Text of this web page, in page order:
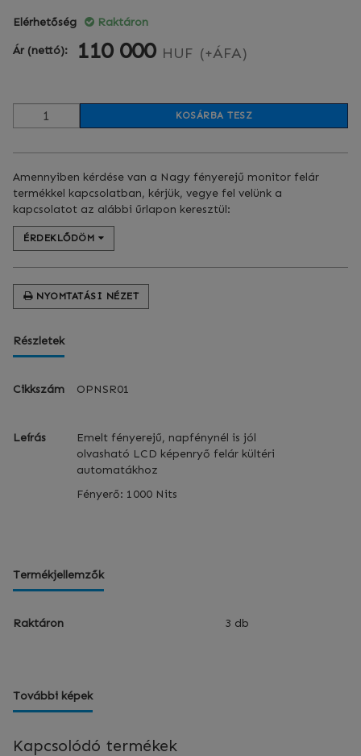
Elérhetőség Raktáron
Ár (nettó): 110 000 HUF (+ÁFA)
KOSÁRBA TESZ
Amennyiben kérdése van a Nagy fényerejű monitor felár
termékkel kapcsolatban, kérjük, vegye fel velünk a
kapcsolatot az alábbi űrlapon keresztül:
ÉRDEKLŐDÖM
NYOMTATÁSI NÉZET
Részletek
Cikkszám OPNSR01
Leírás
Emelt fényerejű, napfénynél is jól
olvasható LCD képenryő felár kültéri
automatákhoz
Fényerő: 1000 Nits
Termékjellemzők
Raktáron 3 db
További képek
Kapcsolódó termékek